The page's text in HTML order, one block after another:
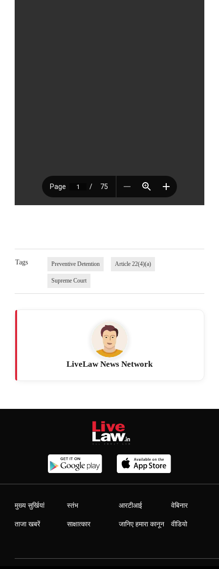
Tags Preventive Detention Article 22(4)(a)
Supreme Court
LiveLaw News Network
मुख्य सुर्खियां
ताजा खबरें
स्तंभ
साक्षात्कार
आरटीआई
जानिए हमारा कानून
वेबिनार
वीडियो